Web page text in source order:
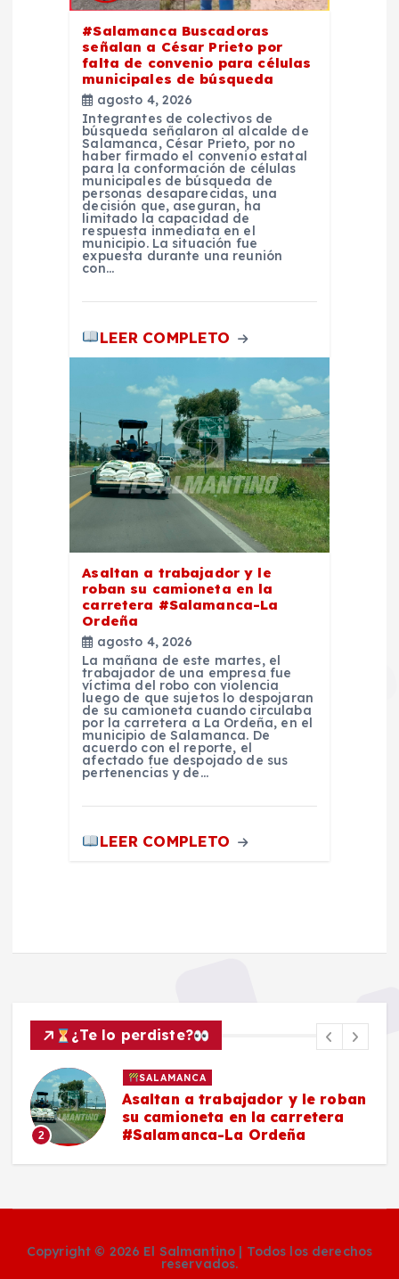
#Salamanca Buscadoras
señalan a César Prieto por
falta de convenio para células
municipales de búsqueda
agosto 4, 2026
Integrantes de colectivos de
búsqueda señalaron al alcalde de
Salamanca, César Prieto, por no
haber firmado el convenio estatal
para la conformación de células
municipales de búsqueda de
personas desaparecidas, una
decisión que, aseguran, ha
limitado la capacidad de
respuesta inmediata en el
municipio. La situación fue
expuesta durante una reunión
con…
LEER COMPLETO
Asaltan a trabajador y le
roban su camioneta en la
carretera #Salamanca-La
Ordeña
agosto 4, 2026
La mañana de este martes, el
trabajador de una empresa fue
víctima del robo con violencia
luego de que sujetos lo despojaran
de su camioneta cuando circulaba
por la carretera a La Ordeña, en el
municipio de Salamanca. De
acuerdo con el reporte, el
afectado fue despojado de sus
pertenencias y de…
LEER COMPLETO
¿Te lo perdiste?
2
SALAMANCA
Asaltan a trabajador y le roban
su camioneta en la carretera
#Salamanca-La Ordeña
Copyright © 2026 El Salmantino | Todos los derechos
reservados.